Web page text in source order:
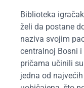
Biblioteka
želi da postane
naziva svojim
centralnoj Bosni
pričama učinili
jedna od